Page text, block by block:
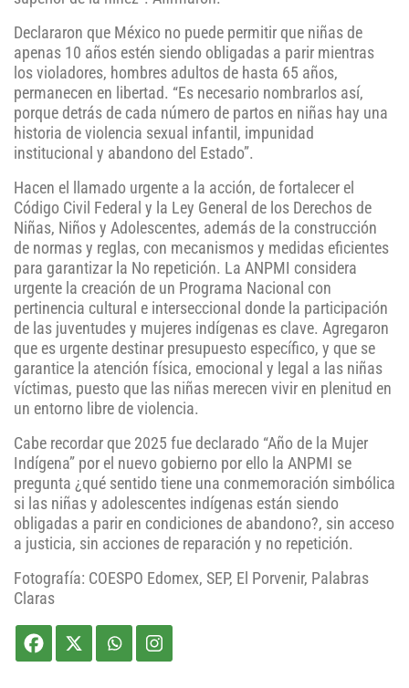
Declararon que México no puede permitir que niñas de
apenas 10 años estén siendo obligadas a parir mientras
los violadores, hombres adultos de hasta 65 años,
permanecen en libertad. “Es necesario nombrarlos así,
porque detrás de cada número de partos en niñas hay una
historia de violencia sexual infantil, impunidad
institucional y abandono del Estado”.
Hacen el llamado urgente a la acción, de fortalecer el
Código Civil Federal y la Ley General de los Derechos de
Niñas, Niños y Adolescentes, además de la construcción
de normas y reglas, con mecanismos y medidas eficientes
para garantizar la No repetición. La ANPMI considera
urgente la creación de un Programa Nacional con
pertinencia cultural e interseccional donde la participación
de las juventudes y mujeres indígenas es clave. Agregaron
que es urgente destinar presupuesto específico, y que se
garantice la atención física, emocional y legal a las niñas
víctimas, puesto que las niñas merecen vivir en plenitud en
un entorno libre de violencia.
Cabe recordar que 2025 fue declarado “Año de la Mujer
Indígena” por el nuevo gobierno por ello la ANPMI se
pregunta ¿qué sentido tiene una conmemoración simbólica
si las niñas y adolescentes indígenas están siendo
obligadas a parir en condiciones de abandono?, sin acceso
a justicia, sin acciones de reparación y no repetición.
Fotografía: COESPO Edomex, SEP, El Porvenir, Palabras
Claras